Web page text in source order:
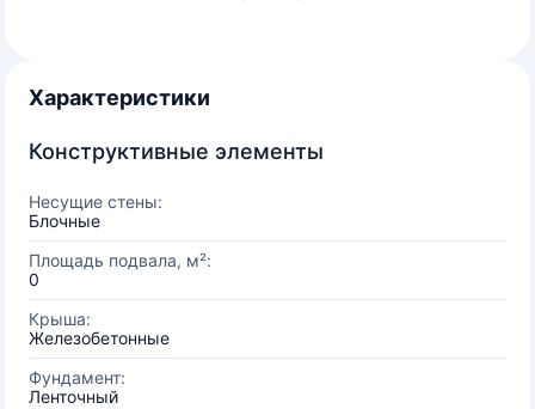
Характеристики
Конструктивные элементы
Несущие стены:
Блочные
Площадь подвала, м²:
0
Крыша:
Железобетонные
Фундамент:
Ленточный